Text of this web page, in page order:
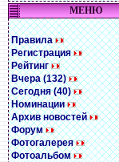
МЕНЮ
Правила
Регистрация
Рейтинг
Вчера (132)
Сегодня (40)
Номинации
Архив новостей
Форум
Фотогалерея
Фотоальбом